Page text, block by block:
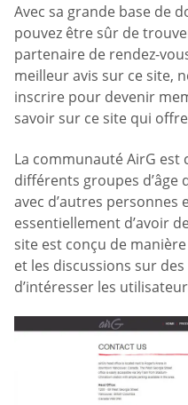
Avec sa grande base de
pouvez être sûr de
partenaire de rendez-
meilleur avis sur ce site,
inscrire pour devenir
savoir sur ce site qui
La communauté AirG
différents groupes
avec d’autres personnes
essentiellement d’avoir
site est conçu de
et les discussions sur
d’intéresser les